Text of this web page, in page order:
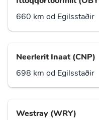
660 km od Egilsstaðir
Neerlerit Inaat (CNP)
698 km od Egilsstaðir
Westray (WRY)